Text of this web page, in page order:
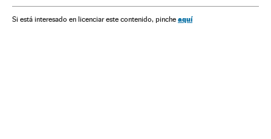
Si está interesado en licenciar este contenido, pinche aquí